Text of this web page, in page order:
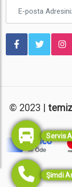
© 2023 |
Servis
Şimdi